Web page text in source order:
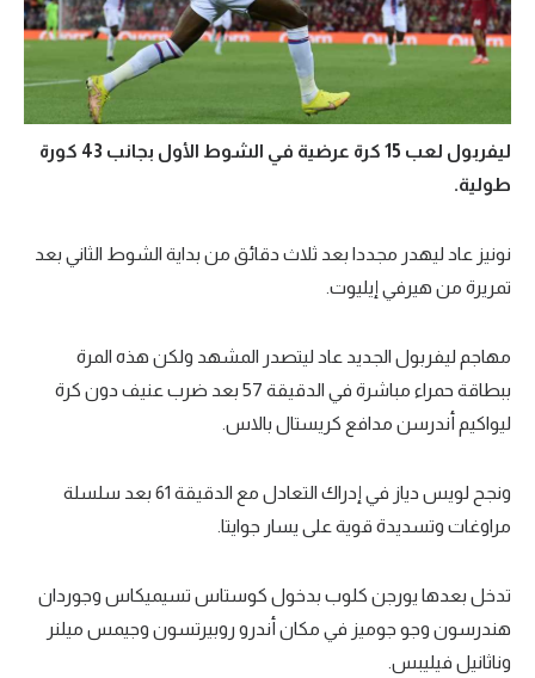
ليفربول لعب 15 كرة عرضية في الشوط الأول بجانب 43 كورة
طولية.
نونيز عاد ليهدر مجددا بعد ثلاث دقائق من بداية الشوط الثاني بعد
تمريرة من هيرفي إيليوت.
مهاجم ليفربول الجديد عاد ليتصدر المشهد ولكن هذه المرة
ببطاقة حمراء مباشرة في الدقيقة 57 بعد ضرب عنيف دون كرة
ليواكيم أندرسن مدافع كريستال بالاس.
ونجح لويس دياز في إدراك التعادل مع الدقيقة 61 بعد سلسلة
مراوغات وتسديدة قوية على يسار جوايتا.
تدخل بعدها يورجن كلوب بدخول كوستاس تسيميكاس وجوردان
هندرسون وجو جوميز في مكان أندرو روبيرتسون وجيمس ميلنر
وناثانيل فيليبس.